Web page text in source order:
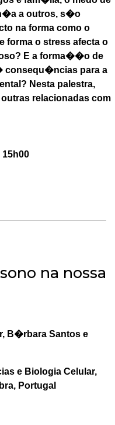
a outros, s�o
na forma como o
forma o stress afecta o
E a forma��o de
para a
Nesta palestra,
relacionadas com
na nossa
B�rbara Santos e
e Biologia Celular,
Portugal